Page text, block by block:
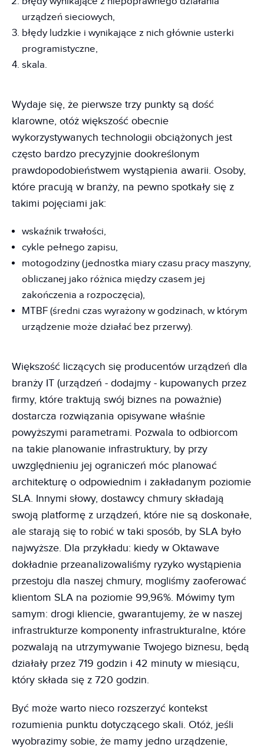
urządzeń sieciowych,
błędy ludzkie i wynikające z nich głównie usterki
programistyczne,
skala.
Wydaje się, że pierwsze trzy punkty są dość
klarowne, otóż większość obecnie
wykorzystywanych technologii obciążonych jest
często bardzo precyzyjnie dookreślonym
prawdopodobieństwem wystąpienia awarii. Osoby,
które pracują w branży, na pewno spotkały się z
takimi pojęciami jak:
wskaźnik trwałości,
cykle pełnego zapisu,
motogodziny (jednostka miary czasu pracy maszyny,
obliczanej jako różnica między czasem jej
zakończenia a rozpoczęcia),
MTBF (średni czas wyrażony w godzinach, w którym
urządzenie może działać bez przerwy).
Większość liczących się producentów urządzeń dla
branży IT (urządzeń - dodajmy - kupowanych przez
firmy, które traktują swój biznes na poważnie)
dostarcza rozwiązania opisywane właśnie
powyższymi parametrami. Pozwala to odbiorcom
na takie planowanie infrastruktury, by przy
uwzględnieniu jej ograniczeń móc planować
architekturę o odpowiednim i zakładanym poziomie
SLA. Innymi słowy, dostawcy chmury składają
swoją platformę z urządzeń, które nie są doskonałe,
ale starają się to robić w taki sposób, by SLA było
najwyższe. Dla przykładu: kiedy w Oktawave
dokładnie przeanalizowaliśmy ryzyko wystąpienia
przestoju dla naszej chmury, mogliśmy zaoferować
klientom SLA na poziomie 99,96%. Mówimy tym
samym: drogi kliencie, gwarantujemy, że w naszej
infrastrukturze komponenty infrastrukturalne, które
pozwalają na utrzymywanie Twojego biznesu, będą
działały przez 719 godzin i 42 minuty w miesiącu,
który składa się z 720 godzin.
Być może warto nieco rozszerzyć kontekst
rozumienia punktu dotyczącego skali. Otóż, jeśli
wyobrazimy sobie, że mamy jedno urządzenie,